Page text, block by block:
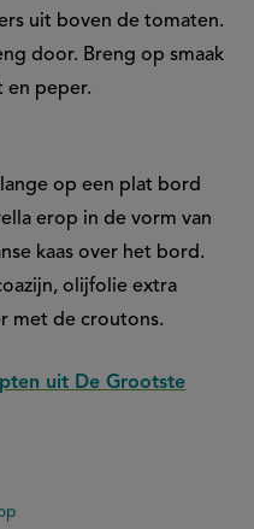
uit boven de tomaten.
door. Breng op smaak
en peper.
op een plat bord
erop in de vorm van
kaas over het bord.
olijfolie extra
met de croutons.
uit De Grootste